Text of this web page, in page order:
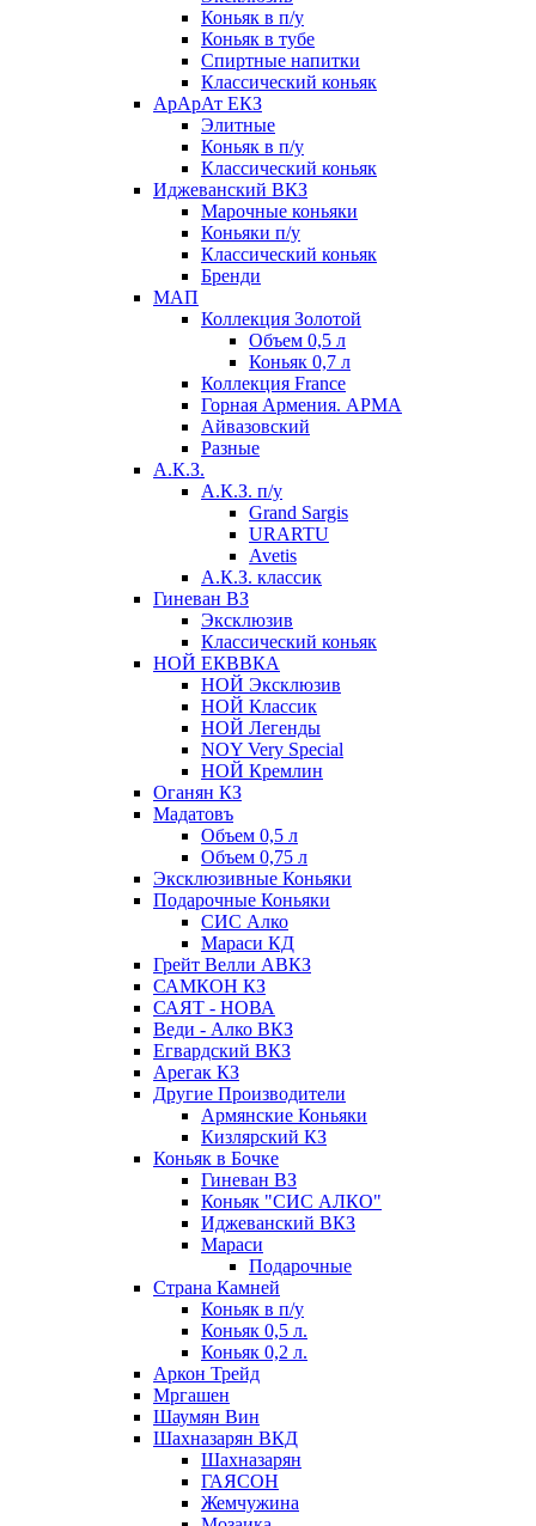
Коньяк в п/у
Коньяк в тубе
Спиртные напитки
Классический коньяк
АрАрАт ЕКЗ
Элитные
Коньяк в п/у
Классический коньяк
Иджеванский ВКЗ
Марочные коньяки
Коньяки п/у
Классический коньяк
Бренди
МАП
Коллекция Золотой
Объем 0,5 л
Коньяк 0,7 л
Коллекция France
Горная Армения. АРМА
Айвазовский
Разные
А.К.З.
А.К.З. п/у
Grand Sargis
URARTU
Avetis
А.К.З. классик
Гиневан ВЗ
Эксклюзив
Классический коньяк
НОЙ ЕКВВКА
НОЙ Эксклюзив
НОЙ Классик
НОЙ Легенды
NOY Very Speсial
НОЙ Кремлин
Оганян КЗ
Мадатовъ
Объем 0,5 л
Объем 0,75 л
Эксклюзивные Коньяки
Подарочные Коньяки
СИС Алко
Мараси КД
Грейт Велли АВКЗ
САМКОН КЗ
САЯТ - НОВА
Веди - Алко ВКЗ
Егвардский ВКЗ
Арегак КЗ
Другие Производители
Армянские Коньяки
Кизлярский КЗ
Коньяк в Бочке
Гиневан ВЗ
Коньяк "СИС АЛКО"
Иджеванский ВКЗ
Мараси
Подарочные
Страна Камней
Коньяк в п/у
Коньяк 0,5 л.
Коньяк 0,2 л.
Аркон Трейд
Мргашен
Шаумян Вин
Шахназарян ВКД
Шахназарян
ГАЯСОН
Жемчужина